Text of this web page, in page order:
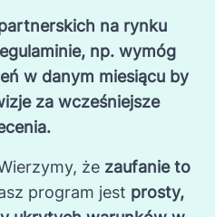
na rynku
np. wymóg
w danym miesiącu by
za wcześniejsze
że zaufanie to
program jest prosty,